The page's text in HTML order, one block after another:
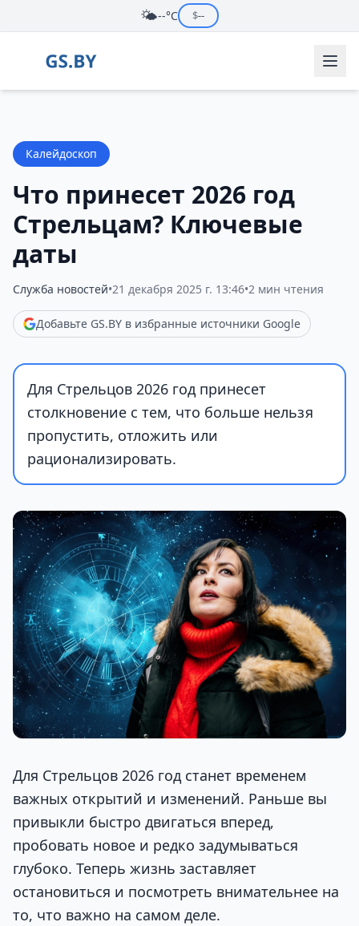
🌤️--°C $--
Калейдоскоп
Что принесет 2026 год
Стрельцам? Ключевые
даты
Служба новостей•21 декабря 2025 г. 13:46•2 мин чтения
Добавьте GS.BY в избранные источники Google
Для Стрельцов 2026 год принесет
столкновение с тем, что больше нельзя
пропустить, отложить или
рационализировать.
Для Стрельцов 2026 год станет временем
важных открытий и изменений. Раньше вы
привыкли быстро двигаться вперед,
пробовать новое и редко задумываться
глубоко. Теперь жизнь заставляет
остановиться и посмотреть внимательнее на
то, что важно на самом деле.